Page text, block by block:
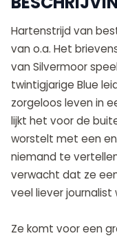
Hartenstrijd van
van o.a. Het
van Silvermoor
twintigjarige Blue
zorgeloos leven in
lijkt het voor de
worstelt met een
niemand te
verwacht dat ze
veel liever journalist
Ze komt voor een